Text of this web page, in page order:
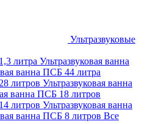
Ультразвуковые
литра Ультразвуковая ванна
ванна ПСБ 44 литра
литров Ультразвуковая ванна
ванна ПСБ 18 литров
литров Ультразвуковая ванна
ванна ПСБ 8 литров Все